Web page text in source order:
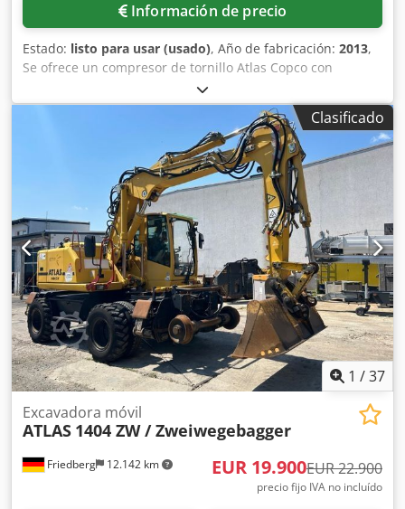
Información de precio
Estado: listo para usar (usado), Año de fabricación: 2013,
Se ofrece un compresor de tornillo Atlas Copco con
secador frigorífico integrado. Potencia: 11 kW, velocidad
del motor: 7700 rpm, presión de funcionamiento: 12,75
bares, caudal: 32 l/s, regulación de velocidad, horas de
funcionamiento: 9035 h, peso: 271 kg. Es posible realizar
una inspección en las instalaciones. Codpfxjzq Ec No Aftjrf
Clasificado
1 /37
Friedberg 12.142 km
Excavadora móvil
ATLAS 1404 ZW / Zweiwegebagger
EUR 19.900EUR 22.900
precio fijo IVA no incluído